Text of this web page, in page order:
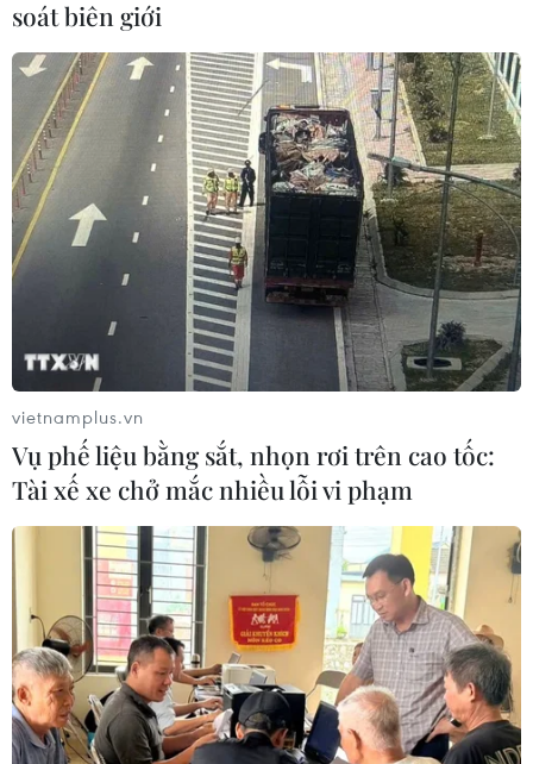
TIN CÙNG CHUYÊN MỤC
Cuộc tìm kiếm và vá lại những 'trái
tim lỗi '
soát biên giới
vietnamplus.vn
Vụ phế liệu bằng sắt, nhọn rơi trên cao tốc:
Tài xế xe chở mắc nhiều lỗi vi phạm